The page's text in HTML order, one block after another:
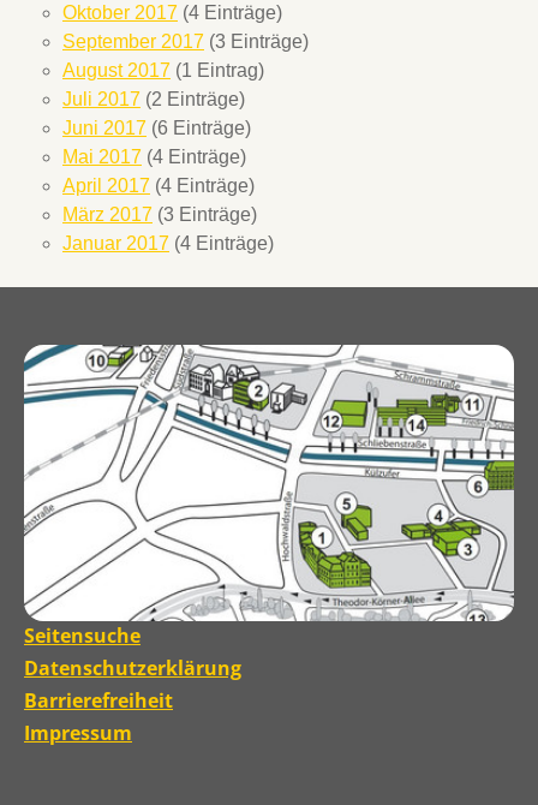
Oktober 2017 (4 Einträge)
September 2017 (3 Einträge)
August 2017 (1 Eintrag)
Juli 2017 (2 Einträge)
Juni 2017 (6 Einträge)
Mai 2017 (4 Einträge)
April 2017 (4 Einträge)
März 2017 (3 Einträge)
Januar 2017 (4 Einträge)
Seitensuche
Datenschutzerklärung
Barrierefreiheit
Impressum